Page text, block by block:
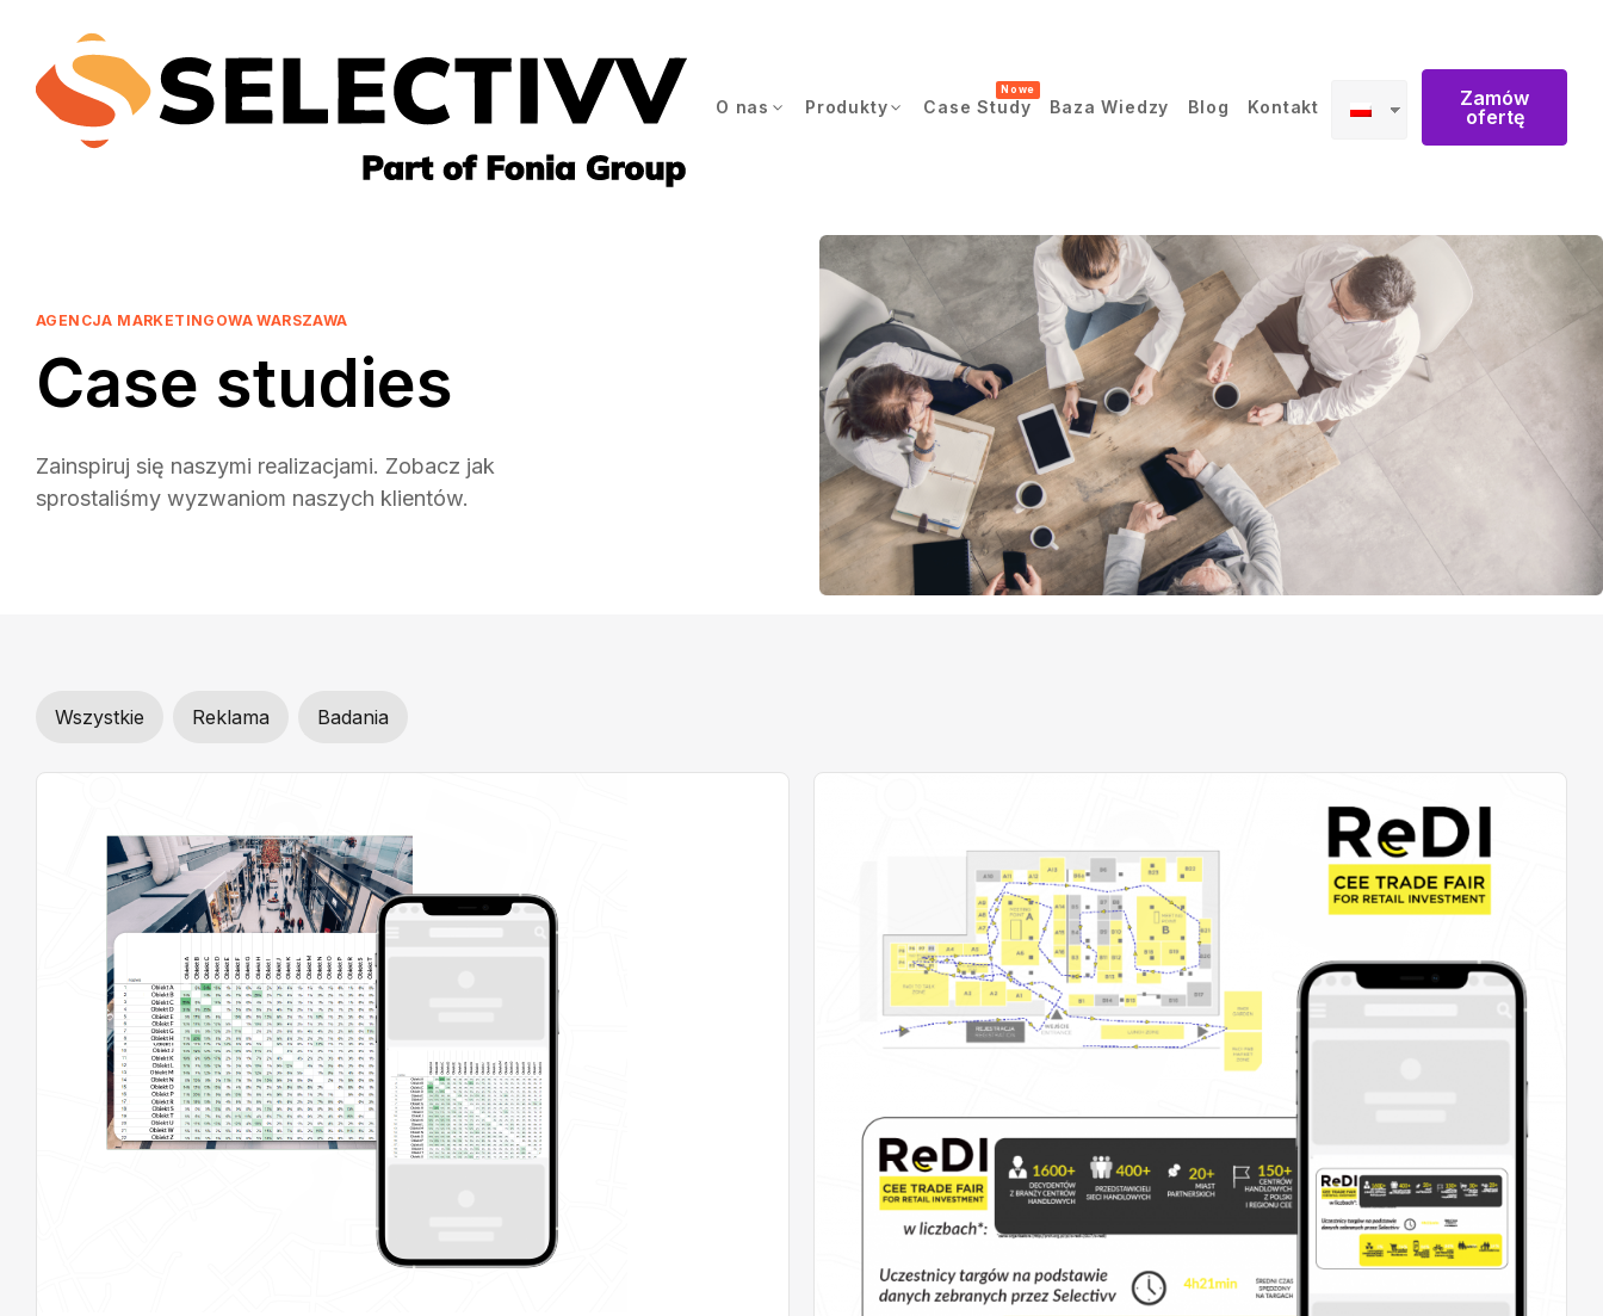
O nas Produkty Case Study
Nowe
Baza Wiedzy Blog Kontakt
Zamów
ofertę
AGENCJA MARKETINGOWA WARSZAWA
Case studies
Zainspiruj się naszymi realizacjami. Zobacz jak
sprostaliśmy wyzwaniom naszych klientów.
Wszystkie Reklama Badania